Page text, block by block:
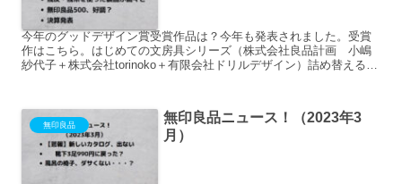
今年のグッドデザイン賞受賞作品は？今年も発表されました。受賞
作はこちら。はじめての文房具シリーズ（株式会社良品計画 小嶋
紗代子＋株式会社torinoko＋有限会社ドリルデザイン）詰め替えるペ
無印良品
無印良品ニュース！（2023年3
月）